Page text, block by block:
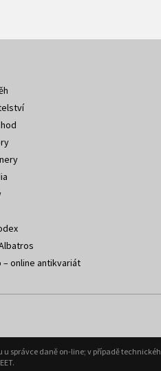
– online antikvariát
daně on-line; v případě
EET.